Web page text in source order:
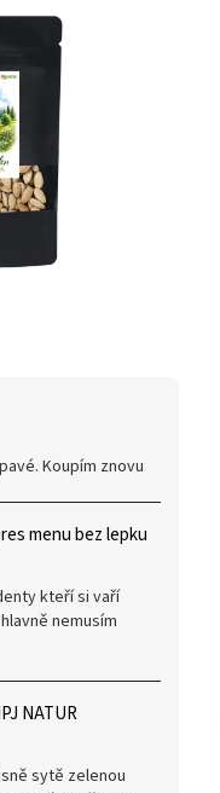
Koupím znovu
menu bez lepku
kteří si vaří
nemusím
NATUR
sytě zelenou